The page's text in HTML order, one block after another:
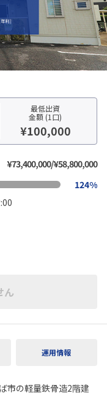
最低出資
金額 (1口)
¥100,000
¥73,400,000/¥58,800,000
124%
ん
運用情報
市の軽量鉄骨造2階建